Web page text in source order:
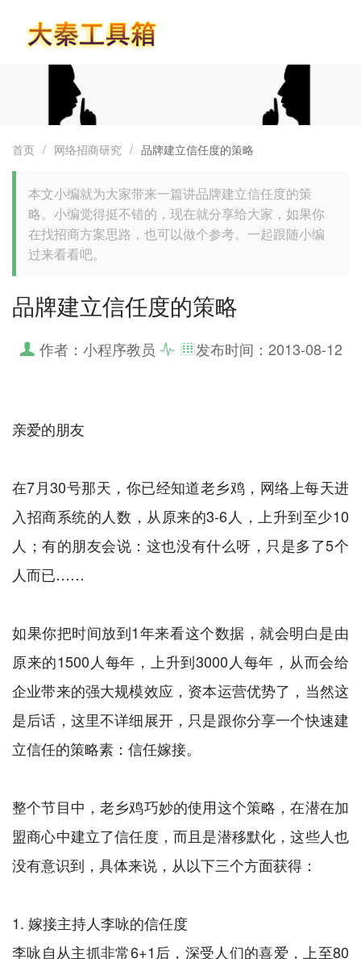
首页 / 网络招商研究 / 品牌建立信任度的策略
本文小编就为大家带来一篇讲品牌建立信任度的策
略。小编觉得挺不错的，现在就分享给大家，如果你
在找招商方案思路，也可以做个参考。一起跟随小编
过来看看吧。
品牌建立信任度的策略
作者：小程序教员 发布时间： 2013-08-12
亲爱的朋友
在7月30号那天，你已经知道老乡鸡，网络上每天进
入招商系统的人数，从原来的3-6人，上升到至少10
人；有的朋友会说：这也没有什么呀，只是多了5个
人而已……
如果你把时间放到1年来看这个数据，就会明白是由
原来的1500人每年，上升到3000人每年，从而会给
企业带来的强大规模效应，资本运营优势了，当然这
是后话，这里不详细展开，只是跟你分享一个快速建
立信任的策略素：信任嫁接。
整个节目中，老乡鸡巧妙的使用这个策略，在潜在加
盟商心中建立了信任度，而且是潜移默化，这些人也
没有意识到，具体来说，从以下三个方面获得：
1. 嫁接主持人李咏的信任度
李咏自从主抓非常6+1后，深受人们的喜爱，上至80